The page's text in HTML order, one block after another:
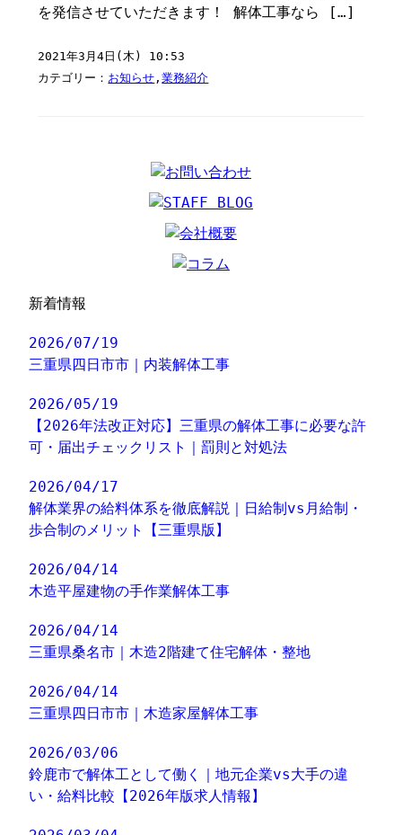
を発信させていただきます！ 解体工事なら […]
2021年3月4日(木) 10:53
カテゴリー： お知らせ ,業務紹介
新着情報
2026/07/19
三重県四日市市｜内装解体工事
2026/05/19
【2026年法改正対応】三重県の解体工事に必要な許
可・届出チェックリスト｜罰則と対処法
2026/04/17
解体業界の給料体系を徹底解説｜日給制vs月給制・
歩合制のメリット【三重県版】
2026/04/14
木造平屋建物の手作業解体工事
2026/04/14
三重県桑名市｜木造2階建て住宅解体・整地
2026/04/14
三重県四日市市｜木造家屋解体工事
2026/03/06
鈴鹿市で解体工として働く｜地元企業vs大手の違
い・給料比較【2026年版求人情報】